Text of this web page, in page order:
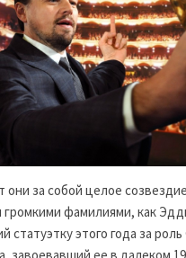
они за собой целое
громкими фамилиями, как
статуэтку этого года за